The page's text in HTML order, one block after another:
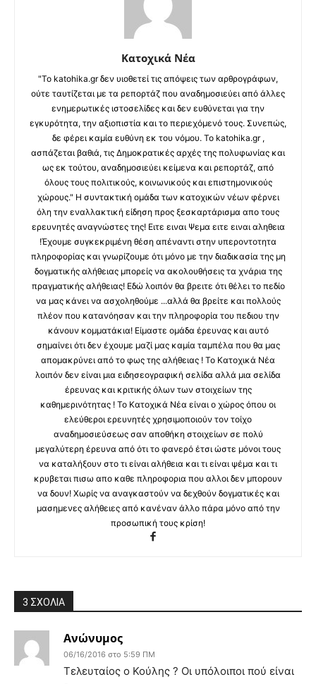
Κατοχικά Νέα
"Το katohika.gr δεν υιοθετεί τις απόψεις των αρθρογράφων,
ούτε ταυτίζεται με τα ρεπορτάζ που αναδημοσιεύει από άλλες
ενημερωτικές ιστοσελίδες και δεν ευθύνεται για την
εγκυρότητα, την αξιοπιστία και το περιεχόμενό τους. Συνεπώς,
δε φέρει καμία ευθύνη εκ του νόμου. Το katohika.gr ,
ασπάζεται βαθιά, τις Δημοκρατικές αρχές της πολυφωνίας και
ως εκ τούτου, αναδημοσιεύει κείμενα και ρεπορτάζ, από
όλους τους πολιτικούς, κοινωνικούς και επιστημονικούς
χώρους." Η συντακτική ομάδα των κατοχικών νέων φέρνει
όλη την εναλλακτική είδηση προς ξεσκαρτάρισμα απο τους
ερευνητές αναγνώστες της! Ειτε ειναι Ψεμα ειτε ειναι αληθεια
!Έχουμε συγκεκριμένη θέση απέναντι στην υπεροντοτητα
πληροφορίας και γνωρίζουμε ότι μόνο με την διαδικασία της μη
δογματικής αλήθειας μπορείς να ακολουθήσεις τα χνάρια της
πραγματικής αλήθειας! Εδώ λοιπόν θα βρειτε ότι θέλει το πεδίο
να μας κάνει να ασχοληθούμε ...αλλά θα βρείτε και πολλούς
πλέον που κατανόησαν και την πληροφορία του πεδιου την
κάνουν κομματάκια! Είμαστε ομάδα έρευνας και αυτό
σημαίνει ότι δεν έχουμε μαζί μας καμία ταμπέλα που θα μας
απομακρύνει από το φως της αλήθειας ! Το Κατοχικά Νέα
λοιπόν δεν είναι μια ειδησεογραφική σελίδα αλλά μια σελίδα
έρευνας και κριτικής όλων των στοιχείων της
καθημερινότητας ! Το Κατοχικά Νέα είναι ο χώρος όπου οι
ελεύθεροι ερευνητές χρησιμοποιούν τον τοίχο
αναδημοσιεύσεως σαν αποθήκη στοιχείων σε πολύ
μεγαλύτερη έρευνα από ότι το φανερό έτσι ώστε μόνοι τους
να καταλήξουν στο τι είναι αλήθεια και τι είναι ψέμα και τι
κρυβεται πισω απο καθε πληροφορια που αλλοι δεν μπορουν
να δουν! Χωρίς να αναγκαστούν να δεχθούν δογματικές και
μασημενες αλήθειες από κανέναν άλλο πάρα μόνο από την
προσωπική τους κρίση!
3 ΣΧΟΛΙΑ
Ανώνυμος
06/16/2016 στο 5:59 ΠΜ
Τελευταίος ο Κούλης ? Οι υπόλοιποι πού είναι